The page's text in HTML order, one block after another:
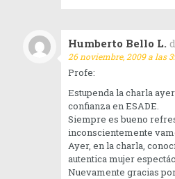
Humberto Bello L.
26 noviembre, 2009 a las
Profe:
Estupenda la charla
confianza en ESADE.
Siempre es bueno
inconscientemente
Ayer, en la charla,
autentica mujer
Nuevamente gracias